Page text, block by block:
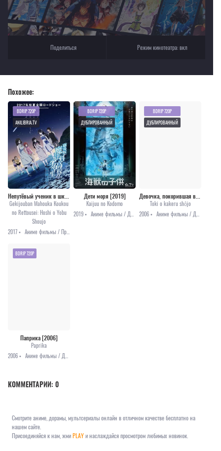
Поделиться Режим кинотеатра:вкл
Похожее:
Gekijouban Mahouka Koukou
no Rettousei: Hoshi o Yobu
Shoujo
2017 •
BDRIP 720P
ANILIBRIA.TV
Дети моря [2019]
Kaijuu no Kodomo
2019 •
BDRIP 720P
ДУБЛИРОВАННЫЙ
Toki o kakeru shôjo
2006 •
BDRIP 720P
ДУБЛИРОВАННЫЙ
Паприка [2006]
Paprika
2006 •
Аниме фильмы / Драма / Детектив / Мистика / Фантастика
BDRIP 720P
КОММЕНТАРИИ: 0
Смотрите аниме, дорамы, мультсериалы онлайн в отличном качестве бесплатно на
нашем сайте.
Присоединяйся к нам, жмиPLAYи наслаждайся просмотром любимых новинок.